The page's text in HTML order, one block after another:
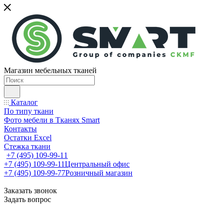
Магазин мебельных тканей
Каталог
По типу ткани
Фото мебели в Тканях Smart
Контакты
Остатки Excel
Стежка ткани
+7 (495) 109-99-11
+7 (495) 109-99-11Центральный офис
+7 (495) 109-99-77Розничный магазин
Заказать звонок
Задать вопрос